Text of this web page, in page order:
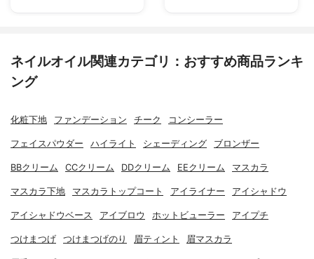
ネイルオイル関連カテゴリ：おすすめ商品ランキ
ング
化粧下地 ファンデーション チーク コンシーラー
フェイスパウダー ハイライト シェーディング ブロンザー
BBクリーム CCクリーム DDクリーム EEクリーム マスカラ
マスカラ下地 マスカラトップコート アイライナー アイシャドウ
アイシャドウベース アイブロウ ホットビューラー アイプチ
つけまつげ つけまつげのり 眉ティント 眉マスカラ